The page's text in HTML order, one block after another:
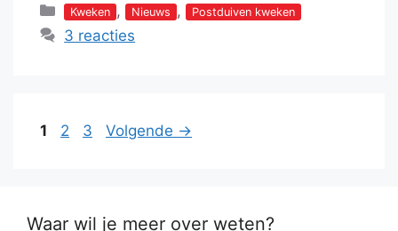
Categorieën
Kweken , Nieuws , Postduiven kweken
3 reacties
Pagina
1 Pagina
2 Pagina
3 Volgende →
Waar wil je meer over weten?